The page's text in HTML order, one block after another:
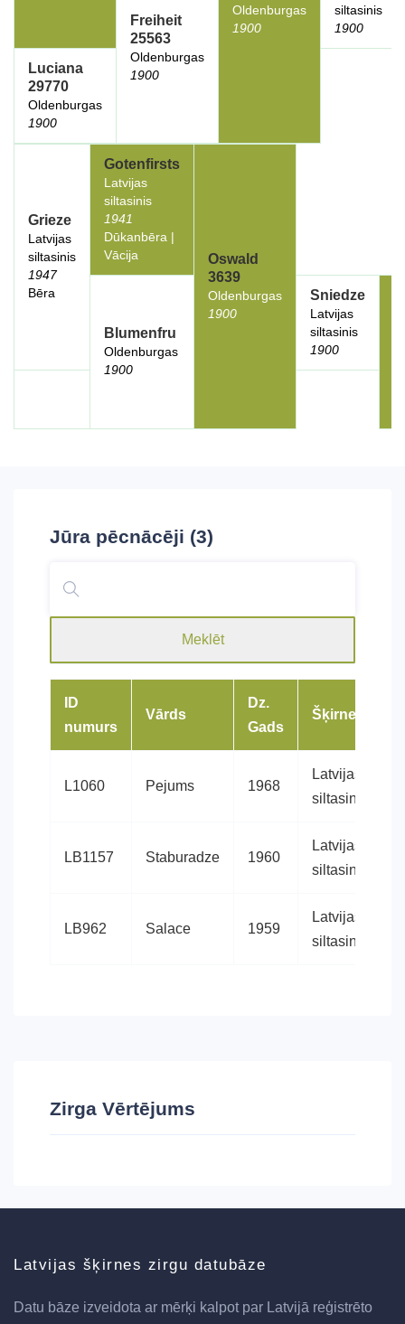
Oldenburgas
1900
Freiheit
25563
Oldenburgas
1900
siltasinis
1900
Luciana
29770
Oldenburgas
1900
Grieze
Latvijas
siltasinis
1947
Bēra
Gotenfirsts
Latvijas
siltasinis
1941
Dūkanbēra |
Vācija
Oswald
3639
Oldenburgas
1900
Blumenfru
Oldenburgas
1900
Sniedze
Latvijas
siltasinis
1900
Jūra pēcnācēji (3)
Meklēt
ID
numurs
Vārds
Dz.
Gads
Šķirne
L1060 Pejums 1968
Latvijas
siltasinis
LB1157 Staburadze 1960
Latvijas
siltasinis
LB962 Salace 1959
Latvijas
siltasinis
Zirga Vērtējums
Latvijas šķirnes zirgu datubāze
Datu bāze izveidota ar mērķi kalpot par Latvijā reģistrēto